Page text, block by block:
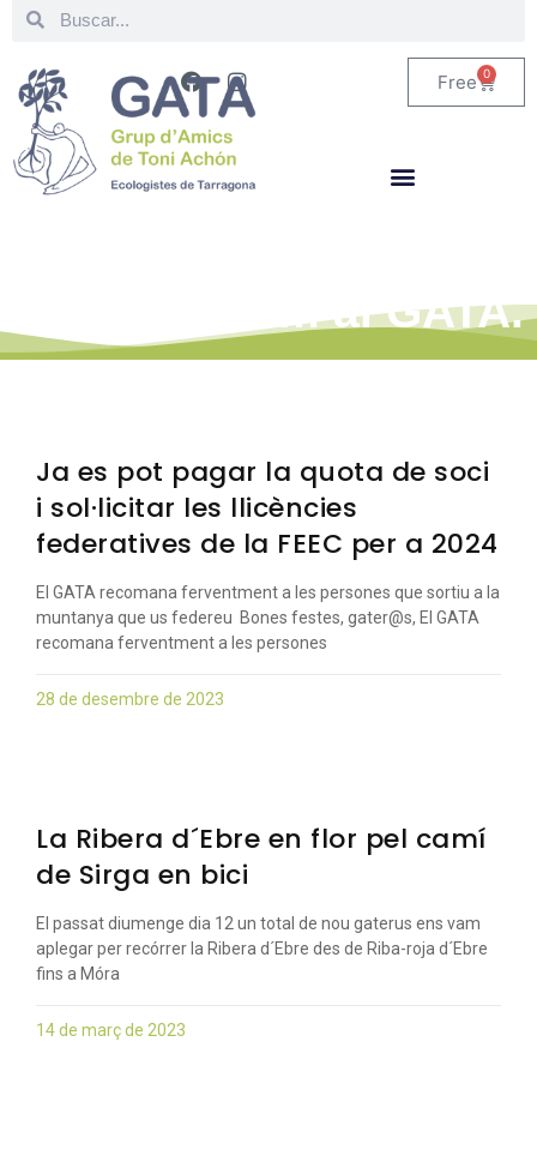
Free 0
tot el que fem al GATA.
Ja es pot pagar la quota de soci
i sol·licitar les llicències
federatives de la FEEC per a 2024
El GATA recomana ferventment a les persones que sortiu a la
muntanya que us federeu Bones festes, gater@s, El GATA
recomana ferventment a les persones
28 de desembre de 2023
La Ribera d´Ebre en flor pel camí
de Sirga en bici
El passat diumenge dia 12 un total de nou gaterus ens vam
aplegar per recórrer la Ribera d´Ebre des de Riba-roja d´Ebre
fins a Móra
14 de març de 2023